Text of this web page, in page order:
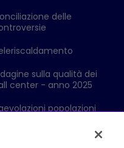
delle
sulla qualità dei
center - anno 2025
popolazioni